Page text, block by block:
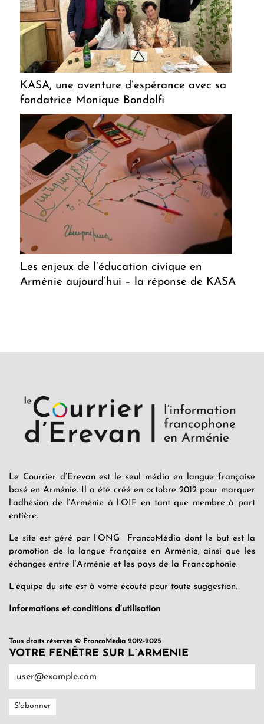
KASA, une aventure d’espérance avec sa
fondatrice Monique Bondolfi
Les enjeux de l’éducation civique en
Arménie aujourd’hui – la réponse de KASA
Le Courrier d’Erevan est le seul média en langue française
basé en Arménie. Il a été créé en octobre 2012 pour marquer
l’adhésion de l’Arménie à l’OIF en tant que membre à part
entière.
Le site est géré par l’ONG FrancoMédia dont le but est la
promotion de la langue française en Arménie, ainsi que les
échanges entre l’Arménie et les pays de la Francophonie.
L’équipe du site est à votre écoute pour toute suggestion.
Informations et conditions d’utilisation
Tous droits réservés © FrancoMédia 2012-2025
VOTRE FENÊTRE SUR L’ARMENIE